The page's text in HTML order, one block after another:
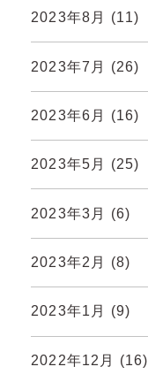
2023年8月 (11)
2023年7月 (26)
2023年6月 (16)
2023年5月 (25)
2023年3月 (6)
2023年2月 (8)
2023年1月 (9)
2022年12月 (16)